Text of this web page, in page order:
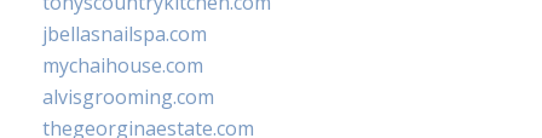
jbellasnailspa.com
mychaihouse.com
alvisgrooming.com
thegeorginaestate.com